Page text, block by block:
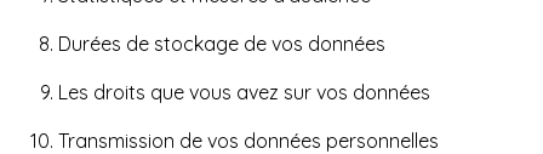
Durées de stockage de vos données
Les droits que vous avez sur vos données
Transmission de vos données personnelles